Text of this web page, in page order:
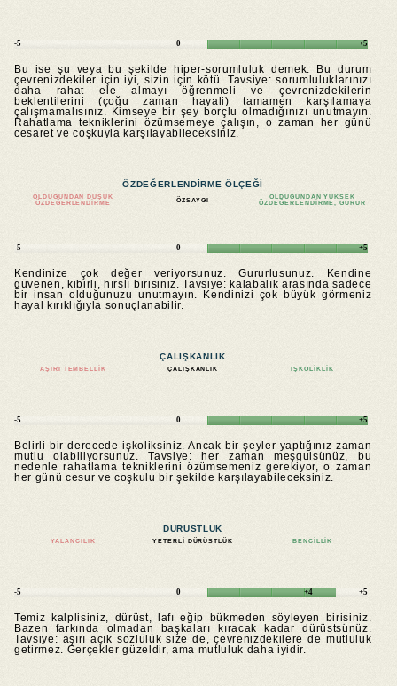
-5 0 +5
Bu ise şu veya bu şekilde hiper-sorumluluk demek. Bu durum
çevrenizdekiler için iyi, sizin için kötü. Tavsiye: sorumluluklarınızı
daha rahat ele almayı öğrenmeli ve çevrenizdekilerin
beklentilerini (çoğu zaman hayali) tamamen karşılamaya
çalışmamalısınız. Kimseye bir şey borçlu olmadığınızı unutmayın.
Rahatlama tekniklerini özümsemeye çalışın, o zaman her günü
cesaret ve coşkuyla karşılayabileceksiniz.
ÖZDEĞERLENDIRME ÖLÇEĞI
OLDUĞUNDAN DÜŞÜK
ÖZDEĞERLENDIRME
ÖZSAYGI
OLDUĞUNDAN YÜKSEK
ÖZDEĞERLENDIRME, GURUR
-5 0 +5
Kendinize çok değer veriyorsunuz. Gururlusunuz. Kendine
güvenen, kibirli, hırslı birisiniz. Tavsiye: kalabalık arasında sadece
bir insan olduğunuzu unutmayın. Kendinizi çok büyük görmeniz
hayal kırıklığıyla sonuçlanabilir.
ÇALIŞKANLIK
AŞIRI TEMBELLIK ÇALIŞKANLIK IŞKOLIKLIK
-5 0 +5
Belirli bir derecede işkoliksiniz. Ancak bir şeyler yaptığınız zaman
mutlu olabiliyorsunuz. Tavsiye: her zaman meşgulsünüz, bu
nedenle rahatlama tekniklerini özümsemeniz gerekiyor, o zaman
her günü cesur ve coşkulu bir şekilde karşılayabileceksiniz.
DÜRÜSTLÜK
YALANCILIK YETERLI DÜRÜSTLÜK BENCILLIK
-5 0 +4 +5
Temiz kalplisiniz, dürüst, lafı eğip bükmeden söyleyen birisiniz.
Bazen farkında olmadan başkaları kıracak kadar dürüstsünüz.
Tavsiye: aşırı açık sözlülük size de, çevrenizdekilere de mutluluk
getirmez. Gerçekler güzeldir, ama mutluluk daha iyidir.